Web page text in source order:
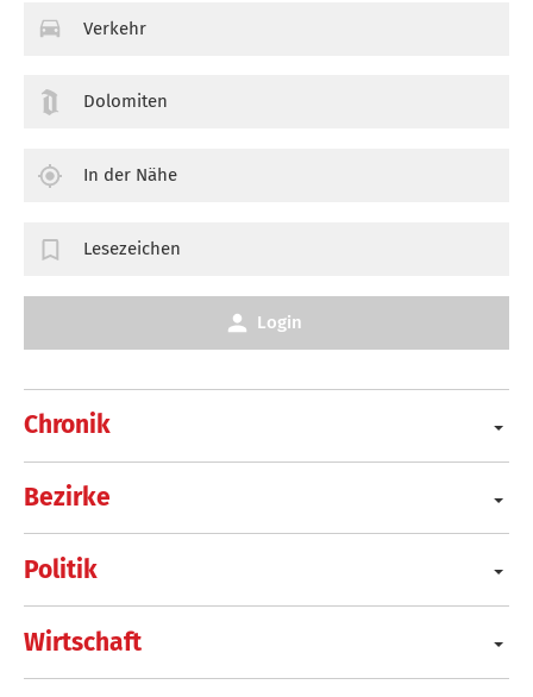
Chronik
Bezirke
Politik
Wirtschaft
Verkehr
Dolomiten
In der Nähe
Lesezeichen
Login